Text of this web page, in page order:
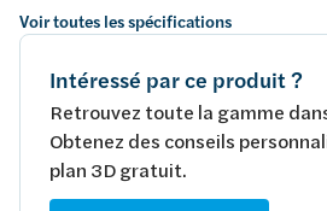
Voir toutes les spécifications
Intéressé par ce produit ?
Retrouvez toute la gamme
Obtenez des conseils
plan 3D gratuit.